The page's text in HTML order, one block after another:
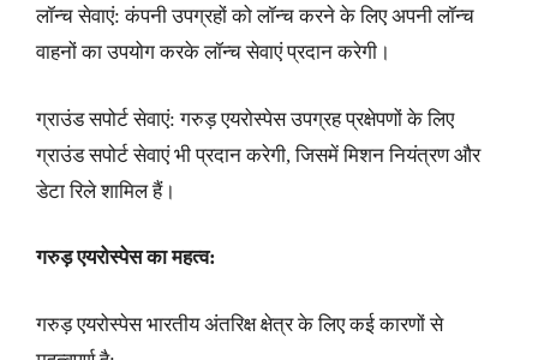
लॉन्च सेवाएं: कंपनी उपग्रहों को लॉन्च करने के लिए अपनी लॉन्च
वाहनों का उपयोग करके लॉन्च सेवाएं प्रदान करेगी।
ग्राउंड सपोर्ट सेवाएं: गरुड़ एयरोस्पेस उपग्रह प्रक्षेपणों के लिए
ग्राउंड सपोर्ट सेवाएं भी प्रदान करेगी, जिसमें मिशन नियंत्रण और
डेटा रिले शामिल हैं।
गरुड़ एयरोस्पेस का महत्व:
गरुड़ एयरोस्पेस भारतीय अंतरिक्ष क्षेत्र के लिए कई कारणों से